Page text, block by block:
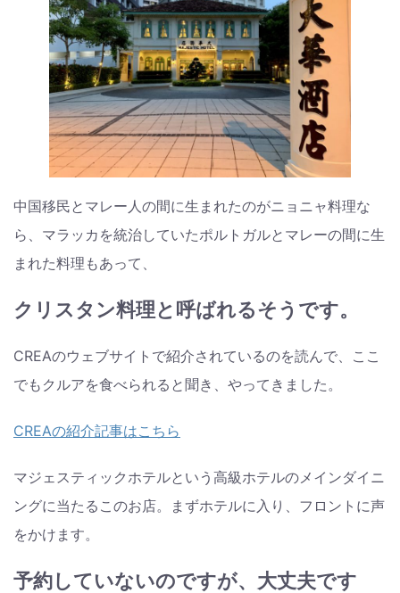
中国移民とマレー人の間に生まれたのがニョニャ料理な
ら、マラッカを統治していたポルトガルとマレーの間に生
まれた料理もあって、
クリスタン料理と呼ばれるそうです。
CREAのウェブサイトで紹介されているのを読んで、ここ
でもクルアを食べられると聞き、やってきました。
CREAの紹介記事はこちら
マジェスティックホテルという高級ホテルのメインダイニ
ングに当たるこのお店。まずホテルに入り、フロントに声
をかけます。
予約していないのですが、大丈夫です